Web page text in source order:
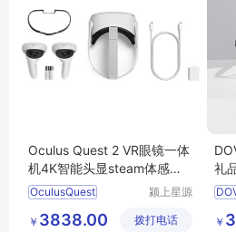
Oculus Quest 2 VR眼镜一体
机4K智能头显steam体感游
戏3D高清设备
OculusQuest
颍上星源
有限公司
￥ 3838.00 拨打电话
礼
S-
T
￥